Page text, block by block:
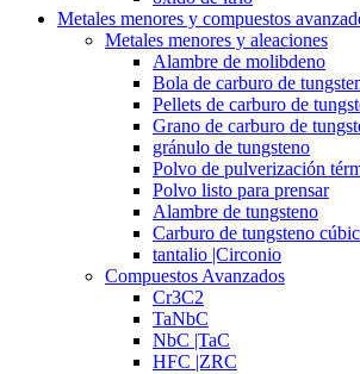
Metales menores y compuestos
Metales menores y aleaciones
Alambre de molibdeno
Bola de carburo de
Pellets de carburo de
Grano de carburo de
gránulo de tungsteno
Polvo de pulverización
Polvo listo para prensar
Alambre de tungsteno
Carburo de tungsteno
tantalio |Circonio
Compuestos Avanzados
Cr3C2
TaNbC
NbC |TaC
HFC |ZRC